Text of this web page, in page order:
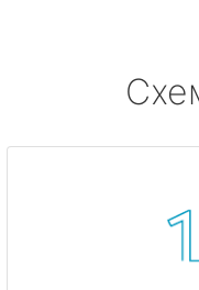
метро